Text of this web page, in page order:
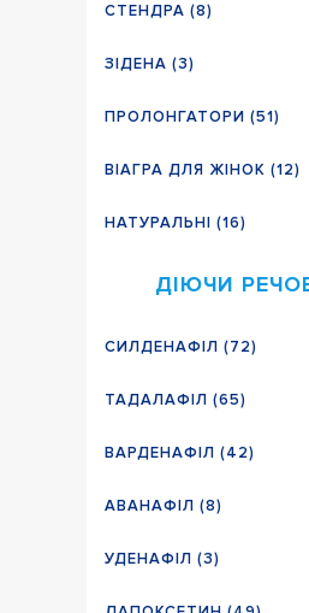
СТЕНДРА (8)
ЗІДЕНА (3)
ПРОЛОНГАТОРИ (51)
ВІАГРА ДЛЯ ЖІНОК (12)
НАТУРАЛЬНІ (16)
ДІЮЧИ
СИЛДЕНАФІЛ (72)
ТАДАЛАФІЛ (65)
ВАРДЕНАФІЛ (42)
АВАНАФІЛ (8)
УДЕНАФІЛ (3)